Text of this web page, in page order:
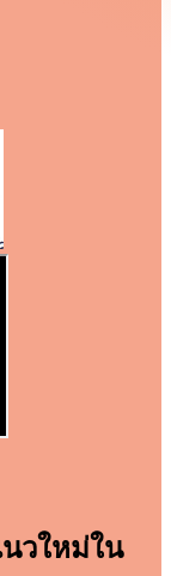
วใหม่ใน